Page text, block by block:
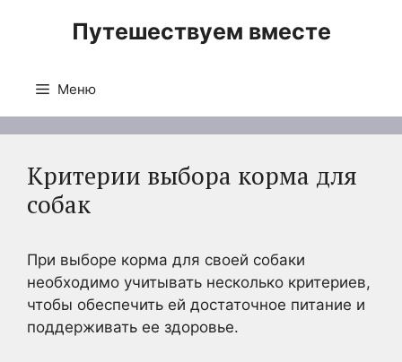
Путешествуем вместе
Меню
Критерии выбора корма для
собак
При выборе корма для своей собаки
необходимо учитывать несколько критериев,
чтобы обеспечить ей достаточное питание и
поддерживать ее здоровье.